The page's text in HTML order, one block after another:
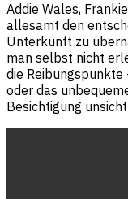
Addie Wales,
allesamt den
Unterkunft zu
man selbst nicht
die Reibungspunkte
oder das
Besichtigung